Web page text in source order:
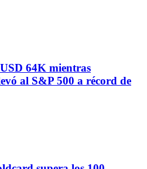
64K mientras
al S&P 500 a récord de